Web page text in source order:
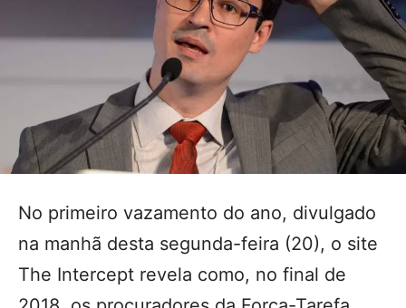
No primeiro vazamento do ano, divulgado
na manhã desta segunda-feira (20), o site
The Intercept revela como, no final de